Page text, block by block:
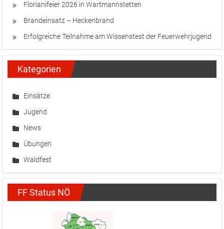
Florianifeier 2026 in Wartmannstetten
Brandeinsatz – Heckenbrand
Erfolgreiche Teilnahme am Wissenstest der Feuerwehrjugend
Kategorien
Einsätze
Jugend
News
Übungen
Waldfest
FF Status NÖ